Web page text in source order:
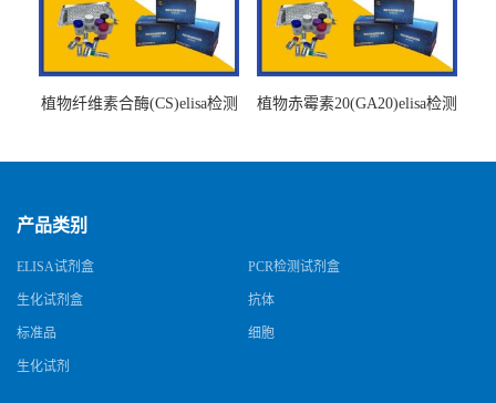
植物纤维素合酶(CS)elisa检测
植物赤霉素20(GA20)elisa检测
产品类别
ELISA试剂盒 PCR检测试剂盒
生化试剂盒 抗体
标准品 细胞
生化试剂